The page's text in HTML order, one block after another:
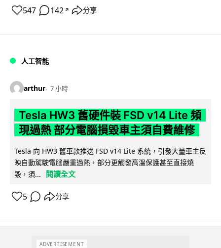
547 142 ↗ 分享
人工智能
arthur 7 小時
Tesla HW3 舊硬件裝 FSD v14 Lite 頻
現過熱 部分電腦損毀車主須自費維修
Tesla 向 HW3 舊車款推送 FSD v14 Lite 系統，引發大量車主反
映自動駕駛電腦嚴重過熱，部分更觸發高溫保護甚至直接燒
毀，須...
閱讀全文
5 分享
ADVERTISEMENT